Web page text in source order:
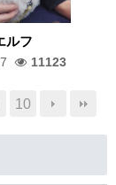
ルフ
11123
10